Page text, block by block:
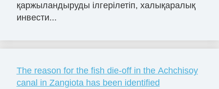
қаржыландыруды ілгерілетіп, халықаралық
инвести...
The reason for the fish die-off in the Achchisoy
canal in Zangiota has been identified